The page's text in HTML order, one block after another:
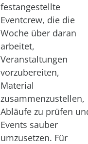
festangestellte
Eventcrew, die die
Woche über daran
arbeitet,
Veranstaltungen
vorzubereiten,
Material
zusammenzustellen,
Abläufe zu prüfen
Events sauber
umzusetzen. Für